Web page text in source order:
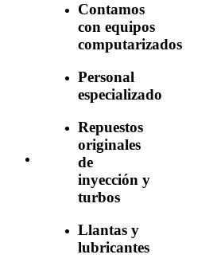
Contamos
con equipos
computarizados
Personal
especializado
Repuestos
originales
de
inyección y
turbos
Llantas y
lubricantes